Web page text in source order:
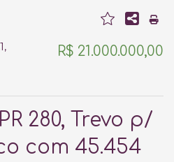
R$ 21.000.000,00
280, Trevo p/
com 45.454